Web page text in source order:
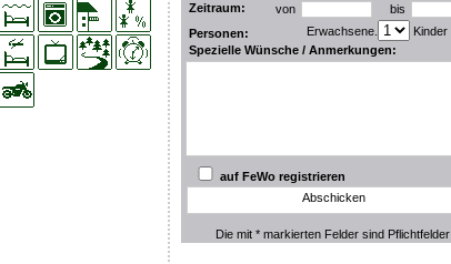
Zeitraum:
von
bis
Personen:
Erwachsene.
Kinder
Spezielle Wünsche / Anmerkungen:
auf FeWo registrieren
Abschicken
Die mit * markierten Felder sind Pflichtfelder